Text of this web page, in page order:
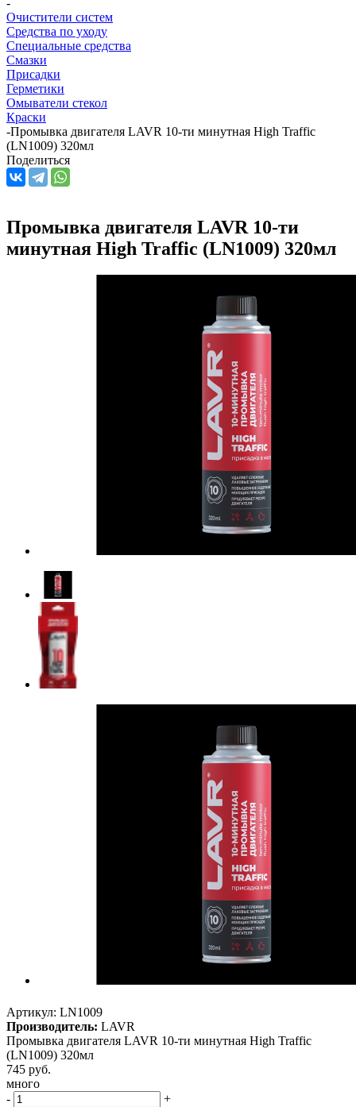
Очистители систем
Средства по уходу
Специальные средства
Смазки
Присадки
Герметики
Омыватели стекол
Краски
-Промывка двигателя LAVR 10-ти минутная High Traffic
(LN1009) 320мл
Поделиться
Промывка двигателя LAVR 10-ти
минутная High Traffic (LN1009) 320мл
Артикул: LN1009
Производитель: LAVR
Промывка двигателя LAVR 10-ти минутная High Traffic
(LN1009) 320мл
745 руб.
много
-
+